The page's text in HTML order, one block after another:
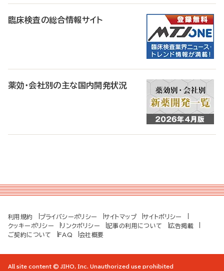
臨床検査の総合情報サイト
薬効・会社別の主な国内開発状況
利用規約 プライバシーポリシー サイトマップ
サイトポリシー
クッキーポリシー
リンクポリシー 記事の利用について
広告掲載
ご契約について
FAQ 会社概要
All site content © JIHO, Inc. Unauthorized use prohibited